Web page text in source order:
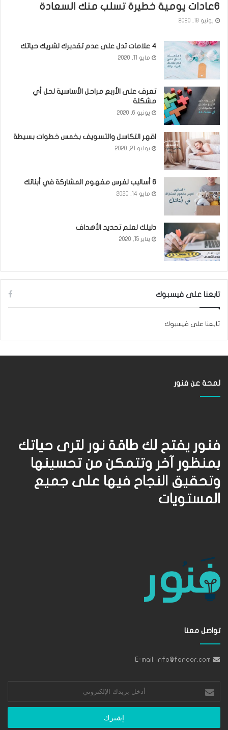
٦عادات يومية خطيرة تسلب منك السعادة
يونيو 18, 2020
٤ علامات تدل على عدم تقديرك لشريك حياتك
مايو 11, 2020
تعرف على الأربع مراحل الأساسية لحل أي
مشكلة
يونيو 6, 2020
اقهر التكاسل والتسويف بخمس خطوات بسيطة
يوليو 21, 2020
6 أساليب لغرس مفهوم المشاركة في أبنائك
مايو 14, 2020
دليلك لعلم تحديد الأهداف
يناير 15, 2020
تابعنا على فيسبوك
تابعنا على فيسبوك
لمحة عن فنور
فنور يفتح لك طاقة نور لترى حياتك
بمنظور آخر وتتمكن من تحسينها
وتحقيق النجاح فيها على جميع
المستويات
تواصل معنا
بريدك
الإلكتروني